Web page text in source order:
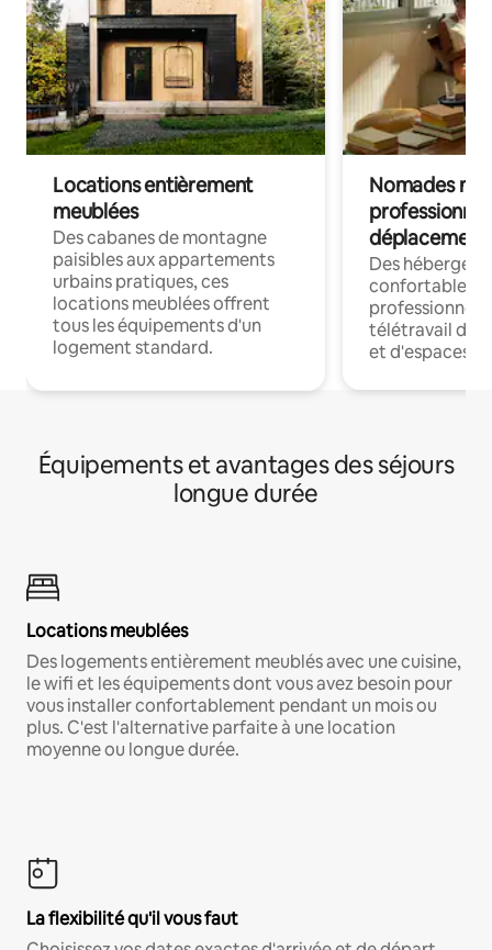
Locations entièrement
meublées
Des cabanes de montagne
paisibles aux appartements
urbains pratiques, ces
locations meublées offrent
tous les équipements d'un
logement standard.
Nomades
déplacement
Des
confortables
professionnels
télétravail
et d'espaces
Équipements et avantages des séjours
longue durée
Locations meublées
Des logements entièrement meublés avec une cuisine,
le wifi et les équipements dont vous avez besoin pour
vous installer confortablement pendant un mois ou
plus. C'est l'alternative parfaite à une location
moyenne ou longue durée.
La flexibilité qu'il vous faut